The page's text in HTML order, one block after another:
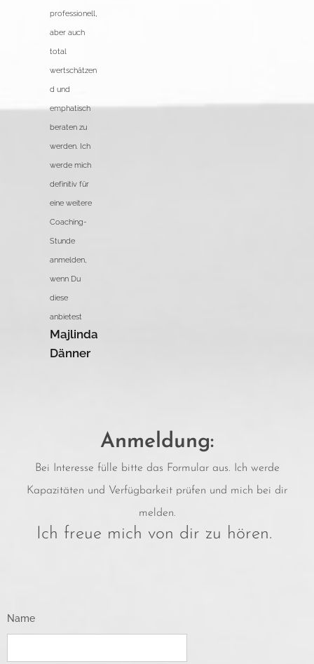
professionell,
aber auch
total
wertschätzen
d und
emphatisch
beraten zu
werden. Ich
werde mich
definitiv für
eine weitere
Coaching-
Stunde
anmelden,
wenn Du
diese
anbietest 😍
Majlinda
Dänner
Anmeldung:
Bei Interesse fülle bitte das Formular aus. Ich werde
Kapazitäten und Verfügbarkeit prüfen und mich bei dir
melden.
Ich freue mich von dir zu hören.
Name